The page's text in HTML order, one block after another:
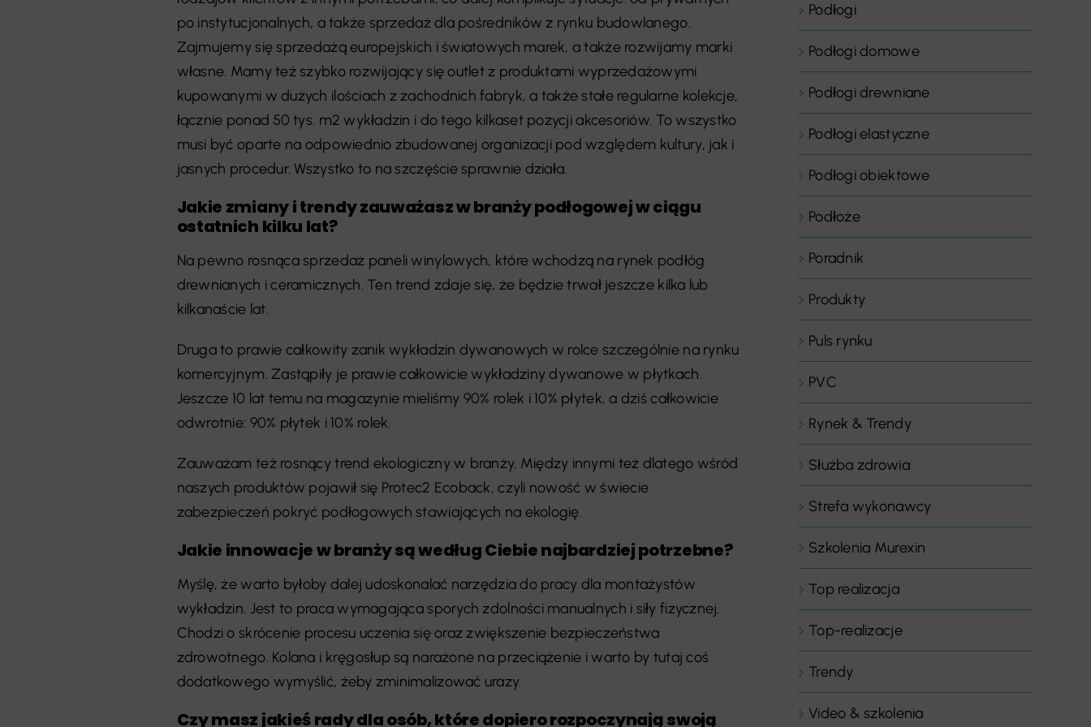
po instytucjonalnych, a także sprzedaż dla pośredników z rynku budowlanego.
Zajmujemy się sprzedażą europejskich i światowych marek, a także rozwijamy marki
własne. Mamy też szybko rozwijający się outlet z produktami wyprzedażowymi
kupowanymi w dużych ilościach z zachodnich fabryk, a także stałe regularne kolekcje,
łącznie ponad 50 tys. m2 wykładzin i do tego kilkaset pozycji akcesoriów. To wszystko
musi być oparte na odpowiednio zbudowanej organizacji pod względem kultury, jak i
jasnych procedur. Wszystko to na szczęście sprawnie działa.
Jakie zmiany i trendy zauważasz w branży podłogowej w ciągu
ostatnich kilku lat?
Na pewno rosnąca sprzedaż paneli winylowych, które wchodzą na rynek podłóg
drewnianych i ceramicznych. Ten trend zdaje się, że będzie trwał jeszcze kilka lub
kilkanaście lat.
Druga to prawie całkowity zanik wykładzin dywanowych w rolce szczególnie na rynku
komercyjnym. Zastąpiły je prawie całkowicie wykładziny dywanowe w płytkach.
Jeszcze 10 lat temu na magazynie mieliśmy 90% rolek i 10% płytek, a dziś całkowicie
odwrotnie: 90% płytek i 10% rolek.
Zauważam też rosnący trend ekologiczny w branży. Między innymi też dlatego wśród
naszych produktów pojawił się Protec2 Ecoback, czyli nowość w świecie
zabezpieczeń pokryć podłogowych stawiających na ekologię.
Jakie innowacje w branży są według Ciebie najbardziej potrzebne?
Myślę, że warto byłoby dalej udoskonalać narzędzia do pracy dla montażystów
wykładzin. Jest to praca wymagająca sporych zdolności manualnych i siły fizycznej.
Chodzi o skrócenie procesu uczenia się oraz zwiększenie bezpieczeństwa
zdrowotnego. Kolana i kręgosłup są narażone na przeciążenie i warto by tutaj coś
dodatkowego wymyślić, żeby zminimalizować urazy.
Czy masz jakieś rady dla osób, które dopiero rozpoczynają swoją
Podłogi
Podłogi domowe
Podłogi drewniane
Podłogi elastyczne
Podłogi obiektowe
Podłoże
Poradnik
Produkty
Puls rynku
PVC
Rynek & Trendy
Służba zdrowia
Strefa wykonawcy
Szkolenia Murexin
Top realizacja
Top-realizacje
Trendy
Video & szkolenia